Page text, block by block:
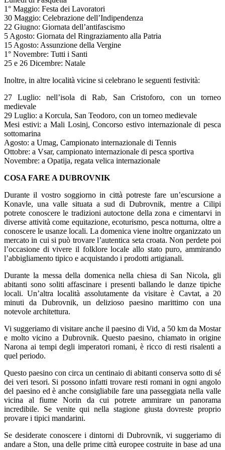
1° Maggio: Festa dei Lavoratori
30 Maggio: Celebrazione dell’Indipendenza
22 Giugno: Giornata dell’antifascismo
5 Agosto: Giornata del Ringraziamento alla Patria
15 Agosto: Assunzione della Vergine
1° Novembre: Tutti i Santi
25 e 26 Dicembre: Natale
Inoltre, in altre località vicine si celebrano le seguenti festività:
27 Luglio: nell’isola di Rab, San Cristoforo, con un torneo
medievale
29 Luglio: a Korcula, San Teodoro, con un torneo medievale
Mesi estivi: a Mali Losinj, Concorso estivo internazionale di pesca
sottomarina
Agosto: a Umag, Campionato internazionale di Tennis
Ottobre: a Vsar, campionato internazionale di pesca sportiva
Novembre: a Opatija, regata velica internazionale
COSA FARE A DUBROVNIK
Durante il vostro soggiorno in città potreste fare un’escursione a
Konavle, una valle situata a sud di Dubrovnik, mentre a Cilipi
potrete conoscere le tradizioni autoctone della zona e cimentarvi in
diverse attività come equitazione, ecoturismo, pesca notturna, oltre a
conoscere le usanze locali. La domenica viene inoltre organizzato un
mercato in cui si può trovare l’autentica seta croata. Non perdete poi
l’occasione di vivere il folklore locale allo stato puro, ammirando
l’abbigliamento tipico e acquistando i prodotti artigianali.
Durante la messa della domenica nella chiesa di San Nicola, gli
abitanti sono soliti affascinare i presenti ballando le danze tipiche
locali. Un’altra località assolutamente da visitare è Cavtat, a 20
minuti da Dubrovnik, un delizioso paesino marittimo con una
notevole architettura.
Vi suggeriamo di visitare anche il paesino di Vid, a 50 km da Mostar
e molto vicino a Dubrovnik. Questo paesino, chiamato in origine
Narona ai tempi degli imperatori romani, è ricco di resti risalenti a
quel periodo.
Questo paesino con circa un centinaio di abitanti conserva sotto di sé
dei veri tesori. Si possono infatti trovare resti romani in ogni angolo
del paesino ed è anche consigliabile fare una passeggiata nella valle
vicina al fiume Norin da cui potrete ammirare un panorama
incredibile. Se venite qui nella stagione giusta dovreste proprio
provare i tipici mandarini.
Se desiderate conoscere i dintorni di Dubrovnik, vi suggeriamo di
andare a Ston, una delle prime città europee costruite in base ad una